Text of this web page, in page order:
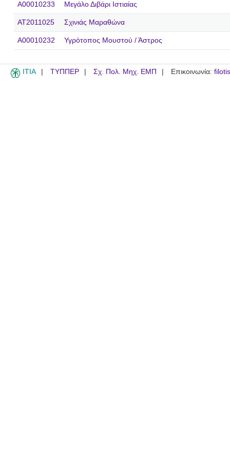
A00010233 Μεγάλο Διβάρι Ιστιαίας
AT2011025 Σχινιάς Μαραθώνα
A00010232 Υγρότοπος Μουστού / Άστρος
ITIA ΤΥΠΠΕΡ Σχ. Πολ. Μηχ. ΕΜΠ Επικοινωνία: